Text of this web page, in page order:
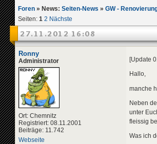
Foren » News: Seiten-News » GW -
Seiten: 1 2 Nächste
27.11.2012 16:08
Ronny
Administrator
Ort: Chemnitz
Registriert: 08.11.2001
Beiträge: 11.742
Webseite
[Update
Hallo,
manche
Neben
unter
fleissig
Was ich